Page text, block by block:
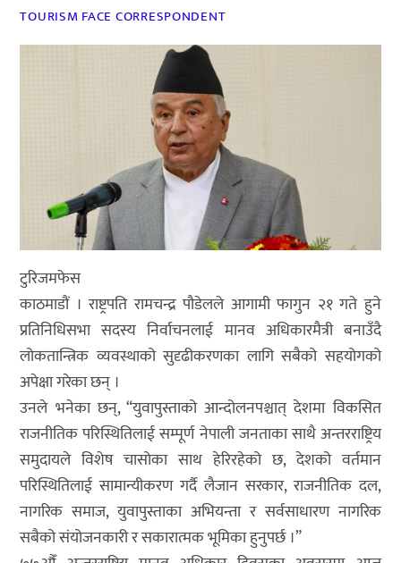
TOURISM FACE CORRESPONDENT
टुरिजमफेस
काठमाडौं । राष्ट्रपति रामचन्द्र पौडेलले आगामी फागुन २१ गते हुने
प्रतिनिधिसभा सदस्य निर्वाचनलाई मानव अधिकारमैत्री बनाउँदै
लोकतान्त्रिक व्यवस्थाको सुदृढीकरणका लागि सबैको सहयोगको
अपेक्षा गरेका छन् ।
उनले भनेका छन्, “युवापुस्ताको आन्दोलनपश्चात् देशमा विकसित
राजनीतिक परिस्थितिलाई सम्पूर्ण नेपाली जनताका साथै अन्तरराष्ट्रिय
समुदायले विशेष चासोका साथ हेरिरहेको छ, देशको वर्तमान
परिस्थितिलाई सामान्यीकरण गर्दै लैजान सरकार, राजनीतिक दल,
नागरिक समाज, युवापुस्ताका अभियन्ता र सर्वसाधारण नागरिक
सबैको संयोजनकारी र सकारात्मक भूमिका हुनुपर्छ ।”